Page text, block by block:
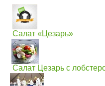
Салат «Цезарь»
Салат Цезарь с